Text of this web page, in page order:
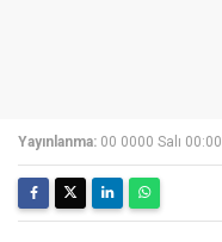
Yayınlanma: 00 0000 Salı 00:00